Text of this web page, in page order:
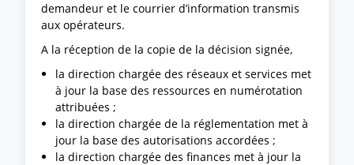
demandeur et le courrier d’information transmis
aux opérateurs.
A la réception de la copie de la décision signée,
la direction chargée des réseaux et services met
à jour la base des ressources en numérotation
attribuées ;
la direction chargée de la réglementation met à
jour la base des autorisations accordées ;
la direction chargée des finances met à jour la